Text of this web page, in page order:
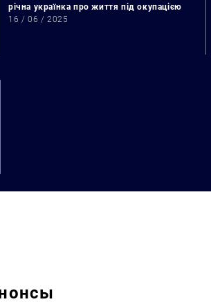
річна українка про життя під окупацією
16 / 06 / 2025